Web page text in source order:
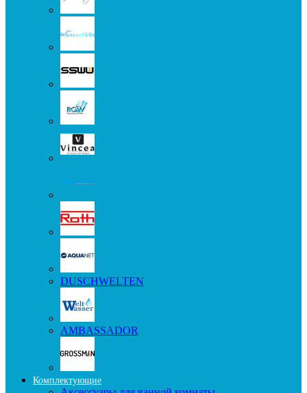
DUSCHWELTEN
AMBASSADOR
Комплектующие